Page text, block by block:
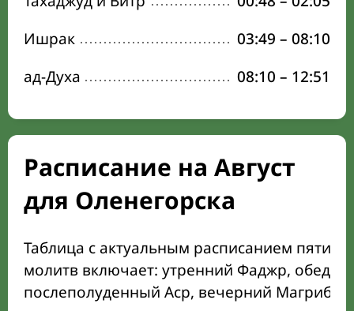
Ишрак
03:49 – 08:10
ад-Духа
08:10 – 12:51
Расписание на Август
для Оленегорска
Таблица с актуальным расписанием пяти
молитв включает: утренний Фаджр,
послеполуденный Аср, вечерний Магриб